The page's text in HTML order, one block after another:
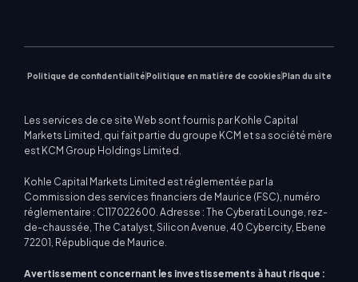
Politique de confidentialité Politique en matière de cookies Plan du site
Les services de ce site Web sont fournis par Kohle Capital
Markets Limited, qui fait partie du groupe KCM et sa société mère
est KCM Group Holdings Limited.
Kohle Capital Markets Limited est réglementée par la
Commission des services financiers de Maurice (FSC), numéro
réglementaire : C117022600. Adresse : The Cyberati Lounge, rez-
de-chaussée, The Catalyst, Silicon Avenue, 40 Cybercity, Ebene
72201, République de Maurice.
Avertissement concernant les investissements à haut risque :